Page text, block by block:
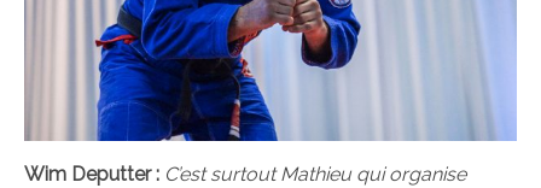
Wim Deputter : C’est surtout Mathieu qui organise